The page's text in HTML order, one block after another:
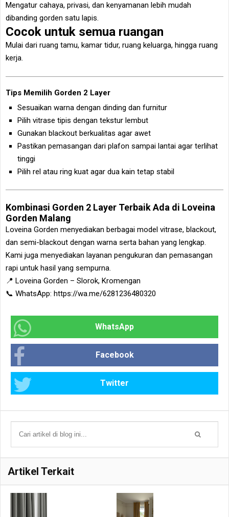
Mengatur cahaya, privasi, dan kenyamanan lebih mudah
dibanding gorden satu lapis.
Cocok untuk semua ruangan
Mulai dari ruang tamu, kamar tidur, ruang keluarga, hingga ruang
kerja.
Tips Memilih Gorden 2 Layer
Sesuaikan warna dengan dinding dan furnitur
Pilih vitrase tipis dengan tekstur lembut
Gunakan blackout berkualitas agar awet
Pastikan pemasangan dari plafon sampai lantai agar terlihat
tinggi
Pilih rel atau ring kuat agar dua kain tetap stabil
Kombinasi Gorden 2 Layer Terbaik Ada di Loveina
Gorden Malang
Loveina Gorden menyediakan berbagai model vitrase, blackout,
dan semi-blackout dengan warna serta bahan yang lengkap.
Kami juga menyediakan layanan pengukuran dan pemasangan
rapi untuk hasil yang sempurna.
📍 Loveina Gorden – Slorok, Kromengan
📞 WhatsApp: https://wa.me/6281236480320
WhatsApp
Facebook
Twitter
Artikel Terkait